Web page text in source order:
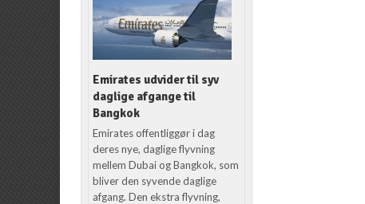
Emirates udvider til syv
daglige afgange til
Bangkok
Emirates offentliggør i dag
deres nye, daglige flyvning
mellem Dubai og Bangkok, som
bliver den syvende daglige
afgang. Den ekstra flyvning,